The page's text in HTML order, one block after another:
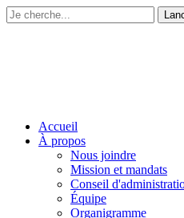
Accueil
À propos
Nous joindre
Mission et mandats
Conseil
Équipe
Organigramme